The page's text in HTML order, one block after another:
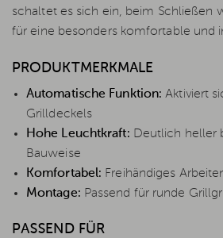
schaltet es sich ein, beim Schließen
für eine besonders komfortable und
PRODUKTMERKMALE
Automatische Funktion: Aktiviert
Grilldeckels
Hohe Leuchtkraft: Deutlich heller
Bauweise
Komfortabel: Freihändiges
Montage: Passend für runde
PASSEND FÜR